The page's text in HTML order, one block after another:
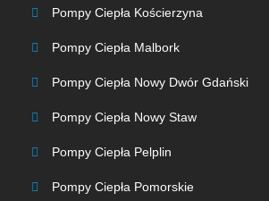
Pompy Ciepła Kościerzyna
Pompy Ciepła Malbork
Pompy Ciepła Nowy Dwór Gdański
Pompy Ciepła Nowy Staw
Pompy Ciepła Pelplin
Pompy Ciepła Pomorskie